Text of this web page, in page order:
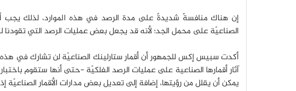
إن هناك منافسةً شديدةً على مدة الرصد في هذه الموارد، لذلك يجب
الصناعيّة على محمل الجد؛ لأنه قد يجعل بعض عمليات الرصد التي
أكدت سبيس إكس للجمهور أن أقمار ستارلينك الصناعيّة لن تشارك في
آثار أقمارها الصناعية على عمليات الرصد الفلكيّة -حتى أنها ستقوم
يمكن أن يقلل من رؤيتها، إضافة إلى تعديل بعض مدارات الأقمار الصناعيّة إذا